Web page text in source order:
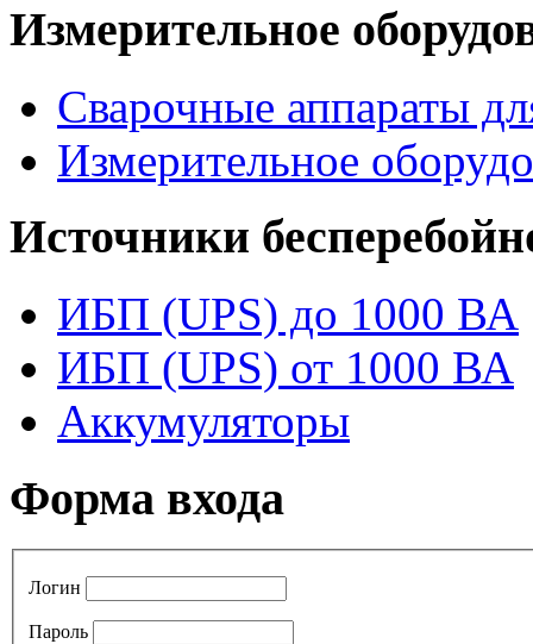
Измерительное
Сварочные аппараты
Измерительное
Источники
ИБП (UPS) до 1000 ВА
ИБП (UPS) от 1000 ВА
Аккумуляторы
Форма входа
Логин
Пароль